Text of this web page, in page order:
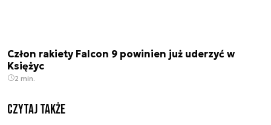
Człon rakiety Falcon 9 powinien już uderzyć w
Księżyc
2 min.
Czytaj także